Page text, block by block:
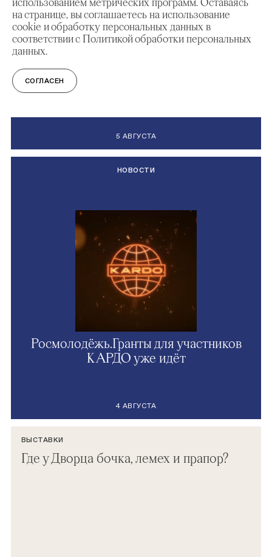
на странице, вы соглашаетесь на использование
cookie и обработку персональных данных в
соответствии с Политикой обработки персональных
данных.
СОГЛАСЕНПроект «Музейная столица» на
столичной платформе «Город идей»
5 АВГУСТА
НОВОСТИ
Росмолодёжь.Гранты для участников
КАРДО уже идёт
4 АВГУСТА
ВЫСТАВКИ
Где у Дворца бочка, лемех и прапор?